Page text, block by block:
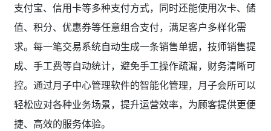
支付宝、信用卡等多种支付方式，同时还能使用次卡、储
值、积分、优惠券等任意组合支付，满足客户多样化需
求。每一笔交易系统自动生成一条销售单据，技师销售提
成、手工费等自动统计，避免手工操作疏漏，财务清晰可
控。通过月子中心管理软件的智能化管理，月子会所可以
轻松应对各种业务场景，提升运营效率，为顾客提供更便
捷、高效的服务体验。